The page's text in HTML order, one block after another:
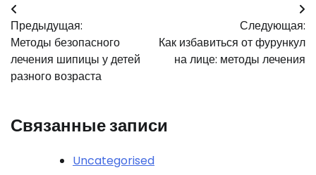
Навигация
по
записям
Предыдущая:
Методы безопасного
лечения шипицы у детей
разного возраста
Следующая:
Как избавиться от фурункул
на лице: методы лечения
Связанные записи
Uncategorised